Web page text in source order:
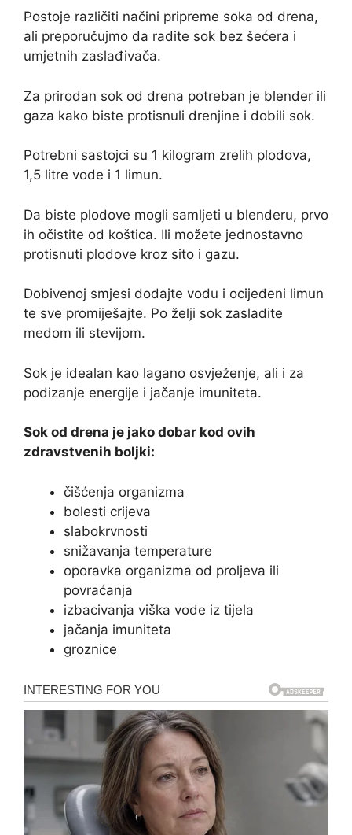
Postoje različiti načini pripreme soka od drena,
ali preporučujmo da radite sok bez šećera i
umjetnih zaslađivača.
Za prirodan sok od drena potreban je blender ili
gaza kako biste protisnuli drenjine i dobili sok.
Potrebni sastojci su 1 kilogram zrelih plodova,
1,5 litre vode i 1 limun.
Da biste plodove mogli samljeti u blenderu, prvo
ih očistite od koštica. Ili možete jednostavno
protisnuti plodove kroz sito i gazu.
Dobivenoj smjesi dodajte vodu i ocijeđeni limun
te sve promiješajte. Po želji sok zasladite
medom ili stevijom.
Sok je idealan kao lagano osvježenje, ali i za
podizanje energije i jačanje imuniteta.
Sok od drena je jako dobar kod ovih
zdravstvenih boljki:
čišćenja organizma
bolesti crijeva
slabokrvnosti
snižavanja temperature
oporavka organizma od proljeva ili
povraćanja
izbacivanja viška vode iz tijela
jačanja imuniteta
groznice